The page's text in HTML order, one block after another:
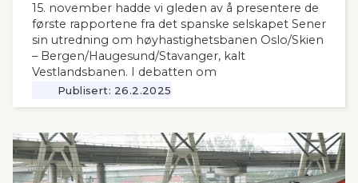
15. november hadde vi gleden av å presentere de
første rapportene fra det spanske selskapet Sener
sin utredning om høyhastighetsbanen Oslo/Skien
– Bergen/Haugesund/Stavanger, kalt
Vestlandsbanen. I debatten om
høyhastighetsbaner i Norge har man savnet et
nytt og oppdatert grunnlag, siden tidligere,
tid. Seners utredning vil derfor være interessant
også for andre aktuelle høyhastighetsbaner i
Norge og til våre naboland.
Publisert: 26.2.2025